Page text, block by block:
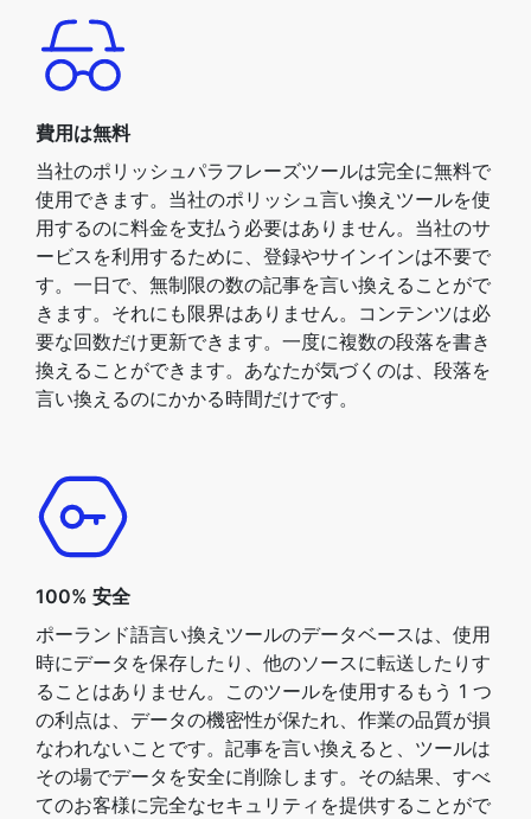
費用は無料
当社のポリッシュパラフレーズツールは完全に無料で
使用できます。当社のポリッシュ言い換えツールを使
用するのに料金を支払う必要はありません。当社のサ
ービスを利用するために、登録やサインインは不要で
す。一日で、無制限の数の記事を言い換えることがで
きます。それにも限界はありません。コンテンツは必
要な回数だけ更新できます。一度に複数の段落を書き
換えることができます。あなたが気づくのは、段落を
言い換えるのにかかる時間だけです。
100% 安全
ポーランド語言い換えツールのデータベースは、使用
時にデータを保存したり、他のソースに転送したりす
ることはありません。このツールを使用するもう 1 つ
の利点は、データの機密性が保たれ、作業の品質が損
なわれないことです。記事を言い換えると、ツールは
その場でデータを安全に削除します。その結果、すべ
てのお客様に完全なセキュリティを提供することがで